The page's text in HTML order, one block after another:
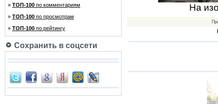
» ТОП-100 по комментариям
» ТОП-100 по просмотрам
» ТОП-100 по рейтингу
Сохранить в соцсети
На